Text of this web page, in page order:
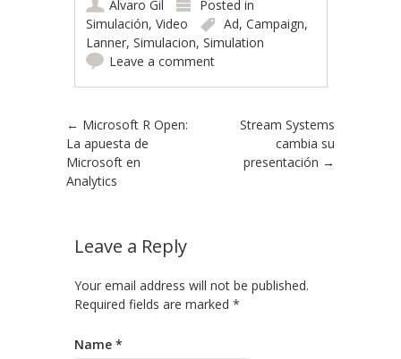
Alvaro Gil
Posted in
Simulación,Video Ad,Campaign,
Lanner,Simulacion,Simulation
Leave a comment
Post navigation
← Microsoft R Open:
La apuesta de
Microsoft en
Analytics
Stream Systems
cambia su
presentación →
Leave a Reply
Your email address will not be published.
Required fields are marked *
Name *